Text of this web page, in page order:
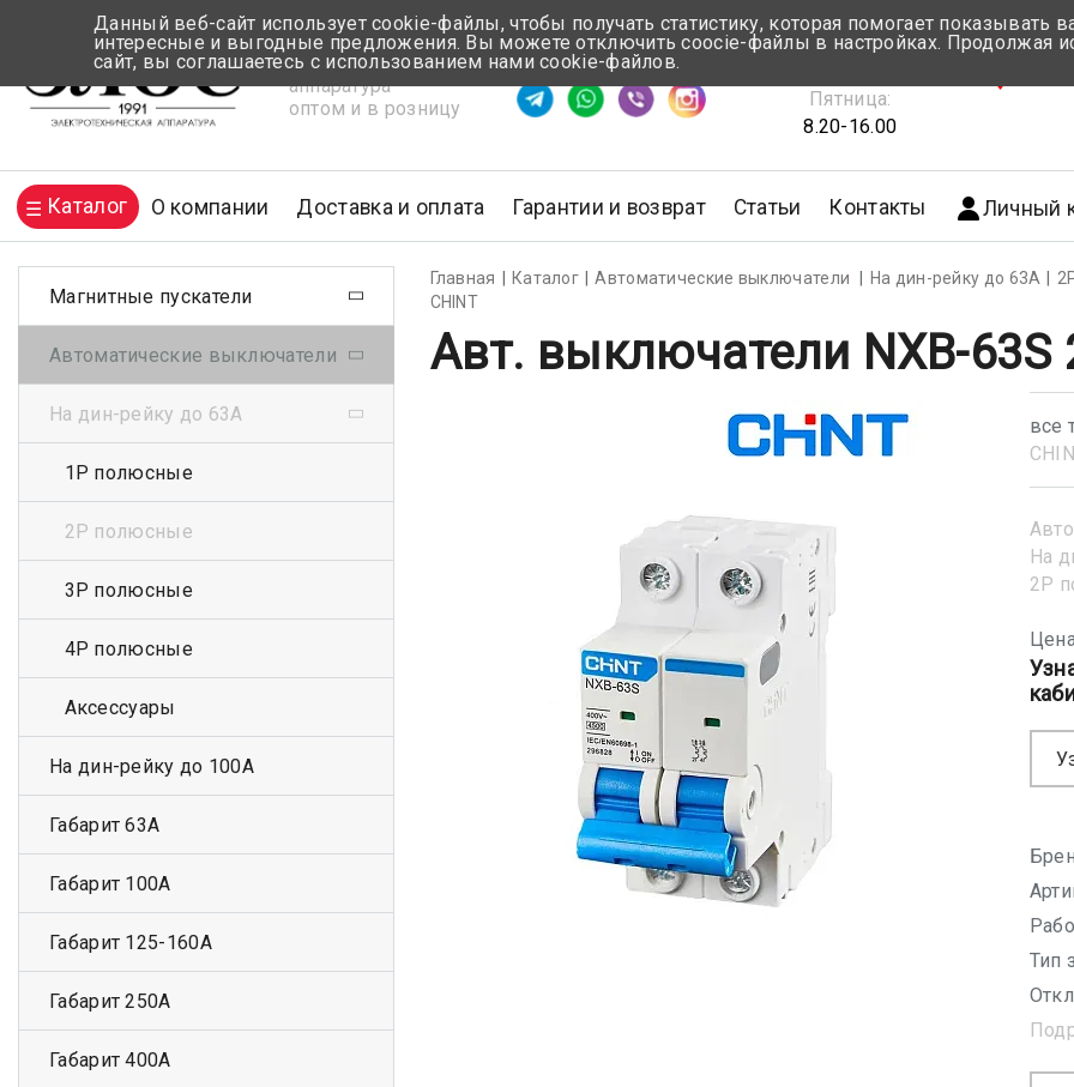
Электротехническая
аппаратура
оптом и в розницу
Время ответа ≈ 5 мин
Понедельник-Четверг:
Пятница:
8.20-16.00
Каталог О компании Доставка и оплата Гарантии и возврат Статьи Контакты Личный
Главная Каталог Автоматические выключатели На дин-рейку до 63А
CHINT
Авт. выключатели NXB-63S
все
На
2Р
Тип
Магнитные пускатели
Автоматические выключатели
На дин-рейку до 63А
1Р полюсные
2Р полюсные
3Р полюсные
4Р полюсные
Аксессуары
На дин-рейку до 100А
Габарит 63А
Габарит 100А
Габарит 125-160А
Габарит 250А
Габарит 400А
Данный веб-сайт использует cookie-файлы, чтобы получать статистику, которая помогает показывать
интересные и выгодные предложения. Вы можете отключить coocie-файлы в настройках. Продолжая
сайт, вы соглашаетесь с использованием нами cookie-файлов.